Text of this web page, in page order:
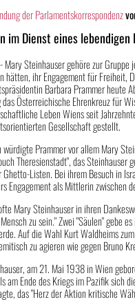
der Parlamentskorrespondenz
im Dienst eines
Mary Steinhauser gehöre zur
hätten, ihr Engagement für Freiheit,
Barbara Prammer heute
Österreichische Ehrenkreuz für
Leben Wiens seit
Gesellschaft gestellt.
Prammer vor allem Mary
Theresienstadt", das
Ghetto-Listen. Bei ihrem Besuch in
Engagement als Mittlerin zwischen
Mary Steinhauser in ihren
zu sein." Zwei "Säulen" gebe
Auf die Wahl Kurt Waldheims
zu agieren wie gegen Bruno
am 21. Mai 1938 in Wien
am Ende des Kriegs im Pazifik sich
das "Herz der Aktion kritische